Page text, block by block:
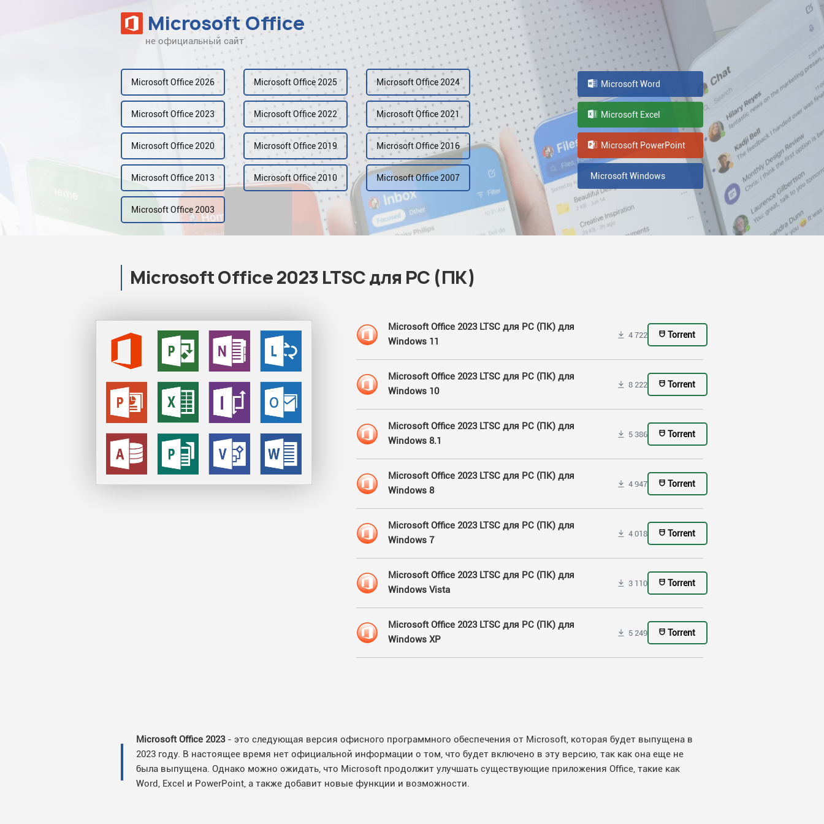
Microsoft Office
не официальный сайт
Microsoft Office 2026 Microsoft Office 2025 Microsoft Office 2024
Microsoft Office 2023 Microsoft Office 2022 Microsoft Office 2021
Microsoft Office 2020 Microsoft Office 2019 Microsoft Office 2016
Microsoft Office 2013 Microsoft Office 2010 Microsoft Office 2007
Microsoft Office 2003
Microsoft Word
Microsoft Excel
Microsoft PowerPoint
Microsoft Windows
Microsoft Office 2023 LTSC для PC (ПК)
Microsoft Office 2023 LTSC для PC (ПК) для
Windows 11
4 722 Torrent
Microsoft Office 2023 LTSC для PC (ПК) для
Windows 10
8 222 Torrent
Microsoft Office 2023 LTSC для PC (ПК) для
Windows 8.1
5 386 Torrent
Microsoft Office 2023 LTSC для PC (ПК) для
Windows 8
4 947 Torrent
Microsoft Office 2023 LTSC для PC (ПК) для
Windows 7
4 018 Torrent
Microsoft Office 2023 LTSC для PC (ПК) для
Windows Vista
3 110 Torrent
Microsoft Office 2023 LTSC для PC (ПК) для
Windows XP
5 249 Torrent
Microsoft Office 2023- это следующая версия офисного программного обеспечения от Microsoft, которая будет выпущена в
2023 году. В настоящее время нет официальной информации о том, что будет включено в эту версию, так как она еще не
была выпущена. Однако можно ожидать, что Microsoft продолжит улучшать существующие приложения Office, такие как
Word, Excel и PowerPoint, а также добавит новые функции и возможности.